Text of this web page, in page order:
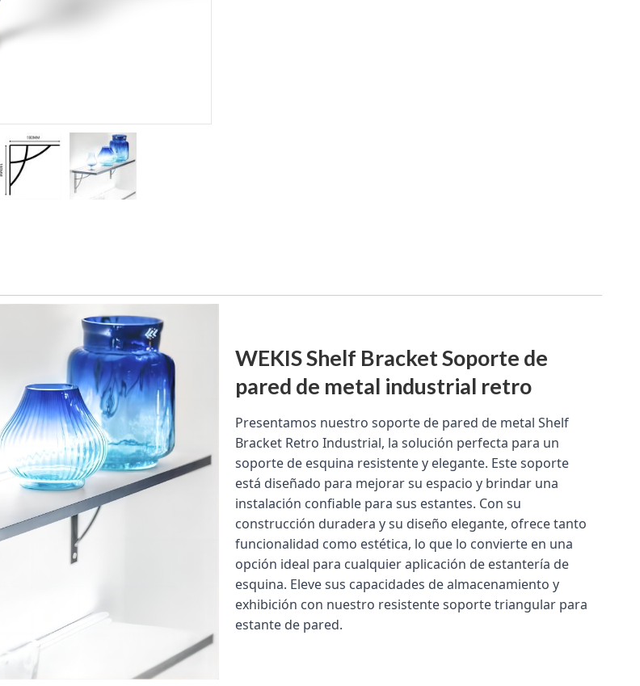
WEKIS Shelf Bracket Soporte de
pared de metal industrial retro
Presentamos nuestro soporte de pared de metal Shelf
Bracket Retro Industrial, la solución perfecta para un
soporte de esquina resistente y elegante. Este soporte
está diseñado para mejorar su espacio y brindar una
instalación confiable para sus estantes. Con su
construcción duradera y su diseño elegante, ofrece tanto
funcionalidad como estética, lo que lo convierte en una
opción ideal para cualquier aplicación de estantería de
esquina. Eleve sus capacidades de almacenamiento y
exhibición con nuestro resistente soporte triangular para
estante de pared.